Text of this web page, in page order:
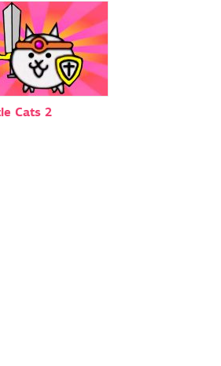
Cats 2